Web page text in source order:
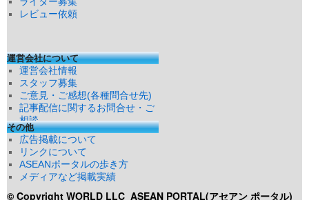
レビュー依頼
運営会社について
運営会社情報
スタッフ募集
ご意見・ご感想(各種問合せ先)
記事配信に関するお問合せ・ご
相談
その他
広告掲載について
リンクについて
ASEANポータルの歩き方
メディアなど掲載実績
© Copyright WORLD LLC ASEAN PORTAL(アセアン ポータル)